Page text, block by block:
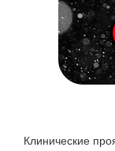
Клинические